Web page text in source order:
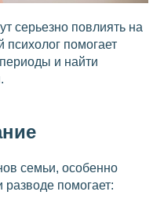
серьезно повлиять на
помогает
и найти
семьи, особенно
помогает: